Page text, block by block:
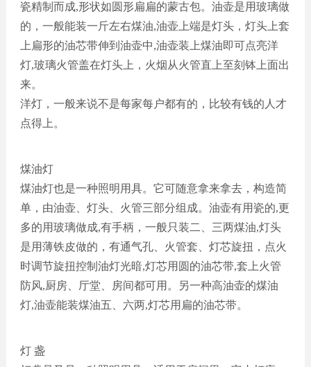
瓷精制而成,形状如圆形扁扁的蒙古包。油壶是用玻璃做
的，一般能装一斤左右煤油,油壶上端是灯头，灯头上套
上扁形的油芯带伸到油壶中,油壶装上煤油即可点亮洋
灯,玻璃火管盖在灯头上，火烟从火管直上至刻钵上面出
来。
洋灯，一般来说不是每家每户都有的，比较有钱的人才
点得上。
煤油灯
煤油灯也是一种照明用具。它可随意拿来拿去，构造简
单，由油壶、灯头、火管三部分组成。油壶有用瓷的,更
多的用玻璃做成,有手柄，一般只装二、三两煤油,灯头
是用薄铁皮做的，有通气孔、火管套、灯芯旋扭，点火
时调节旋扭控制油灯光暗,灯芯用圆的油芯带,套上火管
防风,厨房、厅堂、房间都可用。另一种高油壶的煤油
灯,油壶能装煤油五、六两,灯芯用扁的油芯带。
灯盏